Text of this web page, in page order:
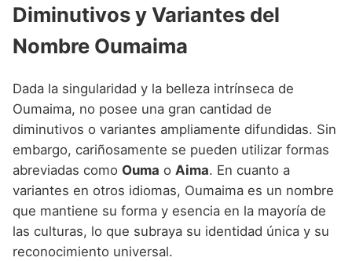
Diminutivos y Variantes del
Nombre Oumaima
Dada la singularidad y la belleza intrínseca de
Oumaima, no posee una gran cantidad de
diminutivos o variantes ampliamente difundidas. Sin
embargo, cariñosamente se pueden utilizar formas
abreviadas como Ouma o Aima. En cuanto a
variantes en otros idiomas, Oumaima es un nombre
que mantiene su forma y esencia en la mayoría de
las culturas, lo que subraya su identidad única y su
reconocimiento universal.